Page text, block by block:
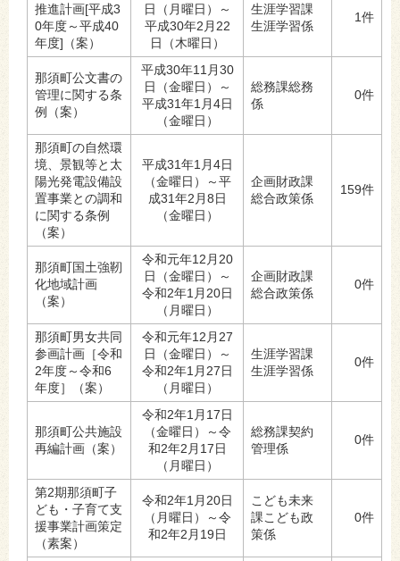
推進計画[平成3
0年度～平成40
年度]（案）
日（月曜日）～
平成30年2月22
日（木曜日）
生涯学習課
生涯学習係
1件
那須町公文書の
管理に関する条
例（案）
平成30年11月30
日（金曜日）～
平成31年1月4日
（金曜日）
総務課総務
係
0件
那須町の自然環
境、景観等と太
陽光発電設備設
置事業との調和
に関する条例
（案）
平成31年1月4日
（金曜日）～平
成31年2月8日
（金曜日）
企画財政課
総合政策係
159件
那須町国土強靭
化地域計画
（案）
令和元年12月20
日（金曜日）～
令和2年1月20日
（月曜日）
企画財政課
総合政策係
0件
那須町男女共同
参画計画［令和
2年度～令和6
年度］（案）
令和元年12月27
日（金曜日）～
令和2年1月27日
（月曜日）
生涯学習課
生涯学習係
0件
那須町公共施設
再編計画（案）
令和2年1月17日
（金曜日）～令
和2年2月17日
（月曜日）
総務課契約
管理係
0件
第2期那須町子
ども・子育て支
援事業計画策定
（素案）
令和2年1月20日
（月曜日）～令
和2年2月19日
こども未来
課こども政
策係
0件